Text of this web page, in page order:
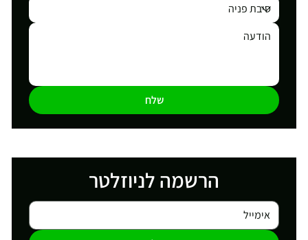
שלח
הרשמה לניוזלטר